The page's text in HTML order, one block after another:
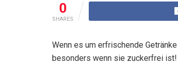
0
SHARES
Wenn es um erfrischende
besonders wenn sie zuckerfrei ist!